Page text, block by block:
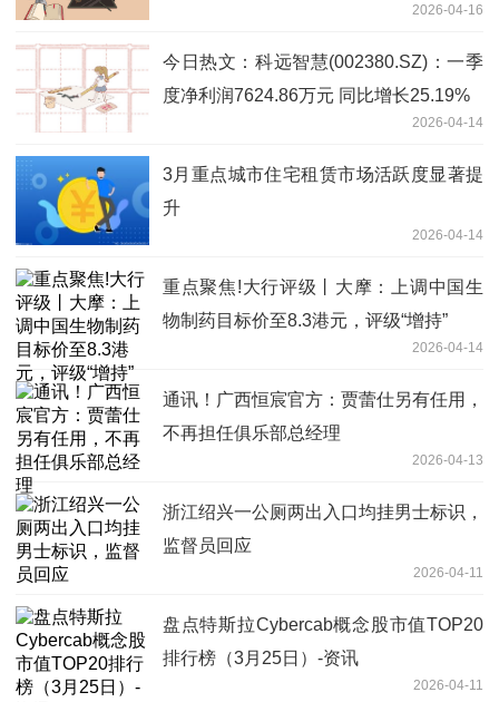
2026-04-16
今日热文：科远智慧(002380.SZ)：一季
度净利润7624.86万元 同比增长25.19%
2026-04-14
3月重点城市住宅租赁市场活跃度显著提
升
2026-04-14
重点聚焦!大行评级丨大摩：上调中国生
物制药目标价至8.3港元，评级“增持”
2026-04-14
通讯！广西恒宸官方：贾蕾仕另有任用，
不再担任俱乐部总经理
2026-04-13
浙江绍兴一公厕两出入口均挂男士标识，
监督员回应
2026-04-11
盘点特斯拉Cybercab概念股市值TOP20
排行榜（3月25日）-资讯
2026-04-11